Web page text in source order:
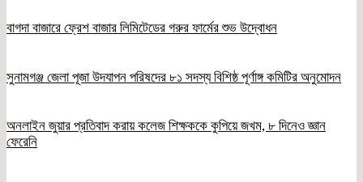
বাগদা বাজারে ফ্রেশ বাজার লিমিটেডের গরুর ফার্মের শুভ উদ্বোধন
সুনামগঞ্জ জেলা পূজা উদযাপন পরিষদের ৮১ সদস্য বিশিষ্ঠ পূর্ণাঙ্গ কমিটির অনুমোদন
অনলাইন জুয়ার প্রতিবাদ করায় কলেজ শিক্ষককে কুপিয়ে জখম, ৮ দিনেও জ্ঞান
ফেরেনি